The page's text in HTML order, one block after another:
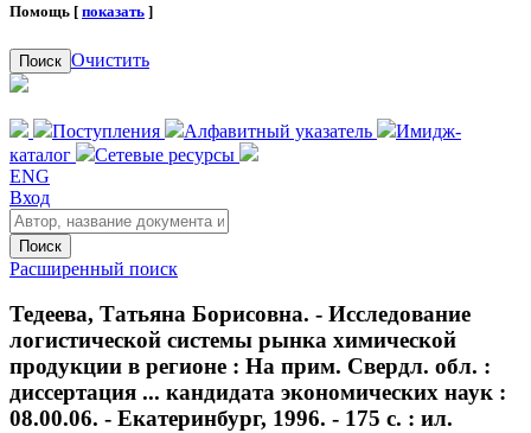
Помощь [ показать ]
Поиск Очистить
Поступления Алфавитный указатель
Имидж-
каталог
Сетевые ресурсы
ENG
Вход
Поиск
Расширенный поиск
Тедеева, Татьяна Борисовна. - Исследование
логистической системы рынка химической
продукции в регионе : На прим. Свердл. обл. :
диссертация ... кандидата экономических наук :
08.00.06. - Екатеринбург, 1996. - 175 с. : ил.